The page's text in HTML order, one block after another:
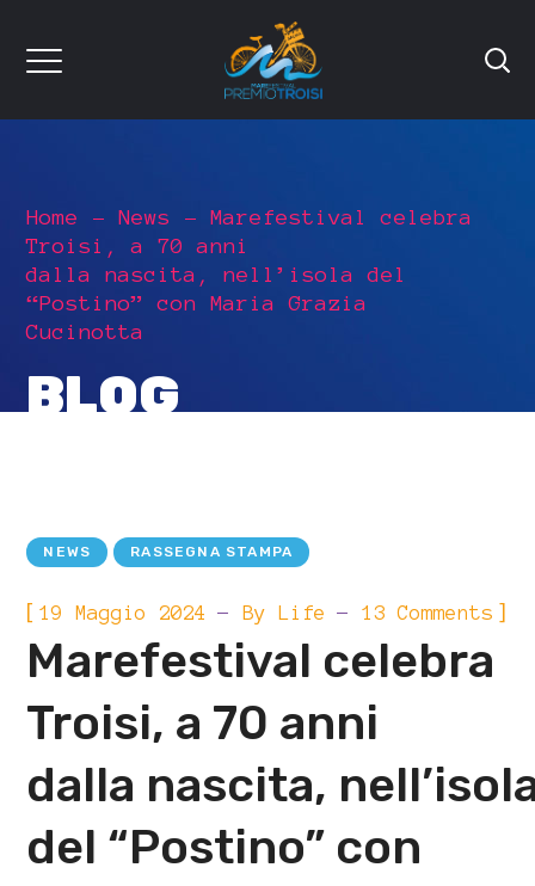
Home News
Marefestival celebra
Troisi, a 70 anni
dalla nascita, nell’isola del
“Postino” con Maria Grazia
Cucinotta
BLOG
NEWS RASSEGNA STAMPA
[19 Maggio 2024 ByLife 13 Comments ]
Marefestival celebra
Troisi, a 70 anni
dalla nascita,
del “Postino” con